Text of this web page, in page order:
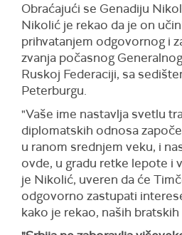
Obraćajući se Genadiju
Nikolić je rekao da je on
prihvatanjem odgovornog i
zvanja počasnog
Ruskoj Federaciji, sa
Peterburgu.
"Vaše ime nastavlja svetlu
diplomatskih odnosa
u ranom srednjem veku, i
ovde, u gradu retke lepote i
je Nikolić, uveren da će
odgovorno zastupati
kako je rekao, naših bratskih